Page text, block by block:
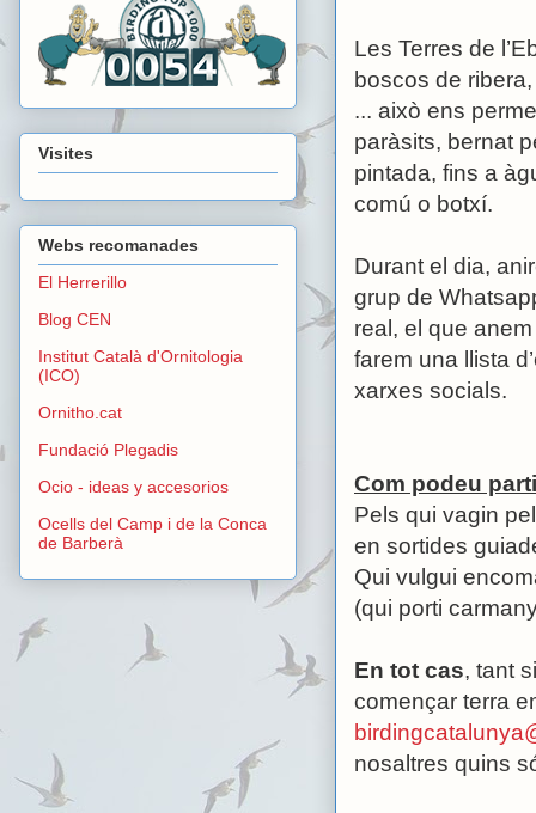
Les Terres de
boscos de
... això ens
paràsits, bernat
pintada, fins a
comú o botxí.
Durant el dia,
grup de
real, el que
farem una llista
xarxes socials.
Com podeu
Pels qui vagin
en sortides
Qui vulgui
(qui porti
En tot cas, tant
començar terra
nosaltres quins
Visites
Webs recomanades
El Herrerillo
Blog CEN
Institut Català d'Ornitologia
(ICO)
Ornitho.cat
Fundació Plegadis
Ocio - ideas y accesorios
Ocells del Camp i de la Conca
de Barberà